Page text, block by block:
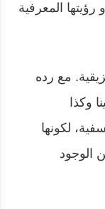
رؤيتها المعرفية
مع رده
وكذا
لكونها
الوجود